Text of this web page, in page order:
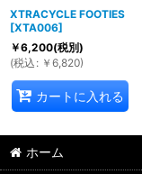
XTRACYCLE FOOTIES
[XTA006]
￥6,200(税別)
(税込 : ￥ 6,820)
カートに入れる
ホーム